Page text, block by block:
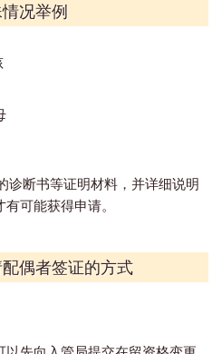
况举例
诊断书等证明材料，并详细说明
可能获得申请。
偶者签证的方式